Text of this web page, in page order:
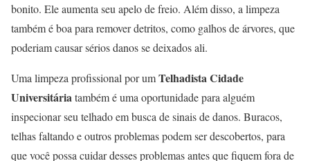
bonito. Ele aumenta seu apelo de freio. Além disso, a limpeza
também é boa para remover detritos, como galhos de árvores, que
poderiam causar sérios danos se deixados ali.
Uma limpeza profissional por umTelhadista Cidade
Universitáriatambém é uma oportunidade para alguém
inspecionar seu telhado em busca de sinais de danos. Buracos,
telhas faltando e outros problemas podem ser descobertos, para
que você possa cuidar desses problemas antes que fiquem fora de